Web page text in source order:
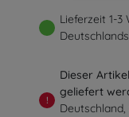
Lieferzeit 1-
!
Dieser
geliefert